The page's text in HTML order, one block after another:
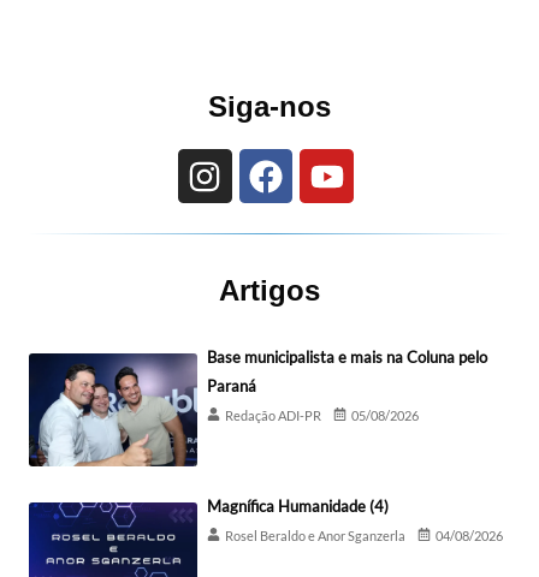
Siga-nos
Artigos
Base municipalista e mais na Coluna pelo
Paraná
Redação ADI-PR 05/08/2026
Magnífica Humanidade (4)
Rosel Beraldo e Anor Sganzerla 04/08/2026